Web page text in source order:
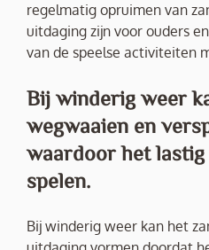
regelmatig opruimen van
uitdaging zijn voor ouders
van de speelse activiteiten
Bij winderig weer
wegwaaien en
waardoor het lastig
spelen.
Bij winderig weer kan het